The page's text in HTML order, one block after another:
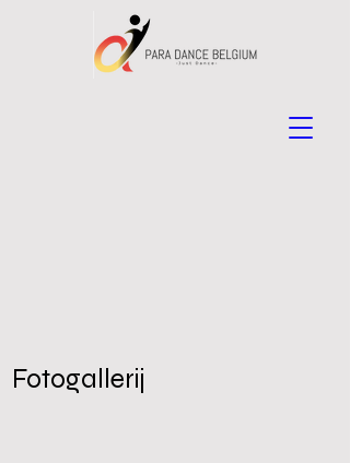
Fotogallerij